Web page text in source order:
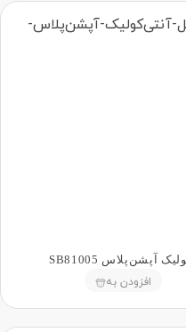
افزودن به